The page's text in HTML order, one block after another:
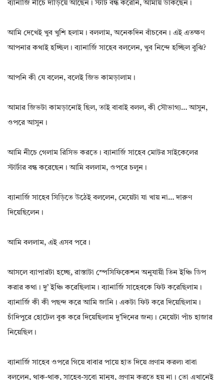
ব্যানার্জি নীচে দাঁড়িয়ে আছেন। স্টার্ট বন্ধ করেনি, আমায় ডাকছেন।
আমি দেখেই খুব খুশি হলাম। বললাম, অনেকদিন বাঁচবেন। এই এতক্ষণ
আপনার কথাই হচ্ছিল। ব্যানার্জি সাহেব বললেন, খুব নিন্দে হচ্ছিল বুঝি?
আপনি কী যে বলেন, বলেই জিভ কামড়ালাম।
আমার জিভটা কামড়ানোই ছিল, তাই বাবাই বলল, কী সৌভাগ্য… আসুন,
ওপরে আসুন।
আমি নীচে গেলাম রিসিভ করতে। ব্যানার্জি সাহেব মোটর সাইকেলের
স্টার্টার বন্ধ করেছেন। আমি বললাম, ওপরে চলুন।
ব্যানার্জি সাহেব সিড়িতে উঠেই বললেন, মেয়েটা যা খায় না… দারুণ
দিয়েছিলেন।
আমি বললাম, এই এসব পরে।
আসলে ব্যাপারটা হচ্ছে, রাস্তাটা স্পেসিফিকেশন অনুযায়ী তিন ইঞ্চি ডিপ
করার কথা। দু’ ইঞ্চি করেছিলাম। ব্যানার্জি সাহেবকে ফিট করেছিলাম।
ব্যানার্জি কী কী পছন্দ করে আমি জানি। একটা ফিট করে দিয়েছিলাম।
চাঁদিপুরে হোটেল বুক করে দিয়েছিলাম দু’দিনের জন্য। মেয়েটা পাঁচ হাজার
নিয়েছিল।
ব্যানার্জি সাহেব ওপরে গিয়ে বাবার পায়ে হাত দিয়ে প্রণাম করল৷ বাবা
বললেন, থাক-থাক, সাহেব-সুবো মানুষ, প্রণাম করতে হয় না। তো এখানেই